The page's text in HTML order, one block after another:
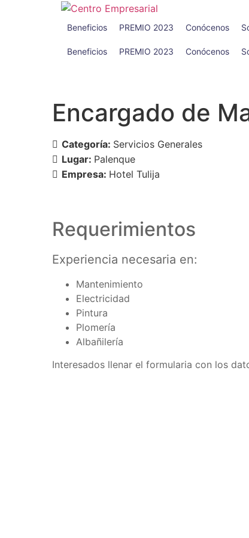
Beneficios PREMIO 2023 Conócenos
Beneficios PREMIO 2023 Conócenos
Encargado de
Categoría: Servicios Generales
Lugar: Palenque
Empresa: Hotel Tulija
Requerimientos
Experiencia necesaria en:
Mantenimiento
Electricidad
Pintura
Plomería
Albañilería
Interesados llenar el formularia con los